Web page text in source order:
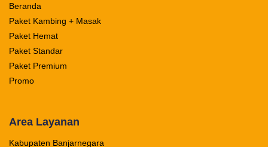
Beranda
Paket Kambing + Masak
Paket Hemat
Paket Standar
Paket Premium
Promo
Area Layanan
Kabupaten Banjarnegara